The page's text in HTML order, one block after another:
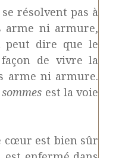
résolvent pas à
arme ni armure,
peut dire que le
façon de vivre la
arme ni armure.
est la voie
cœur est bien sûr